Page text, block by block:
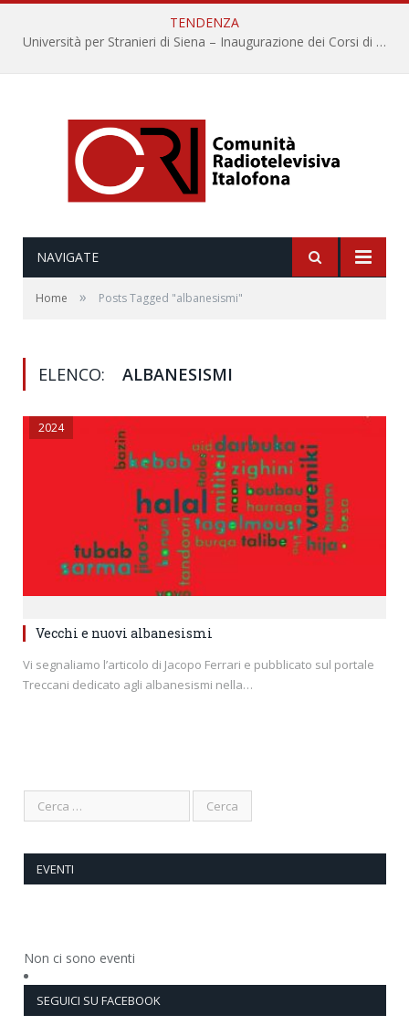
TENDENZA
Università per Stranieri di Siena – Inaugurazione dei Corsi di Lingua e Cultura Italiana, 109a annata
NAVIGATE
Home » Posts Tagged "albanesismi"
ELENCO: ALBANESISMI
2024
Vecchi e nuovi albanesismi
Vi segnaliamo l’articolo di Jacopo Ferrari e pubblicato sul portale
Treccani dedicato agli albanesismi nella…
EVENTI
Non ci sono eventi
SEGUICI SU FACEBOOK